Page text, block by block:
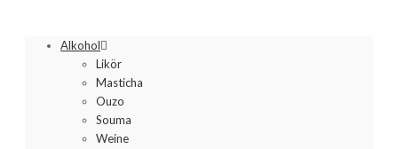
Alkohol
Likör
Masticha
Ouzo
Souma
Weine